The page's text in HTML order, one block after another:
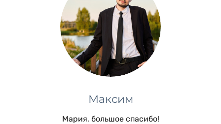
Максим
Мария, большое спасибо!